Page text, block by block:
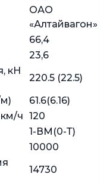
ОАО
«Алтайвагон»
66,4
23,6
кН
220.5 (22.5)
61.6(6.16)
ч 120
1-ВМ(0-Т)
10000
14730